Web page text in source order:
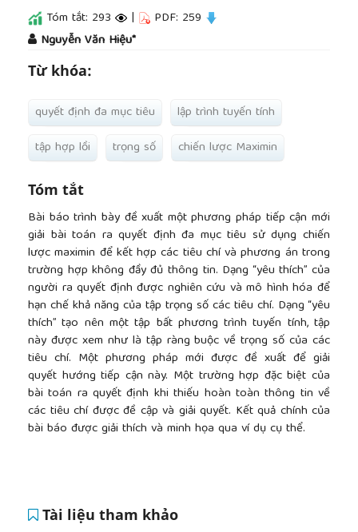
Tóm tắt: 293 | PDF: 259
Nguyễn Văn Hiệu*
Từ khóa:
quyết định đa mục tiêu
lập trình tuyến tính
tập hợp lồi
trọng số chiến lược Maximin
Tóm tắt
Bài báo trình bày đề xuất một phương pháp tiếp cận mới
giải bài toán ra quyết định đa mục tiêu sử dụng chiến
lược maximin để kết hợp các tiêu chí và phương án trong
trường hợp không đầy đủ thông tin. Dạng “yêu thích” của
người ra quyết định được nghiên cứu và mô hình hóa để
hạn chế khả năng của tập trọng số các tiêu chí. Dạng “yêu
thích” tạo nên một tập bất phương trình tuyến tính, tập
này được xem như là tập ràng buộc về trọng số của các
tiêu chí. Một phương pháp mới được đề xuất để giải
quyết hướng tiếp cận này. Một trường hợp đặc biệt của
bài toán ra quyết định khi thiếu hoàn toàn thông tin về
các tiêu chí được đề cập và giải quyết. Kết quả chính của
bài báo được giải thích và minh họa qua ví dụ cụ thể.
Tài liệu tham khảo